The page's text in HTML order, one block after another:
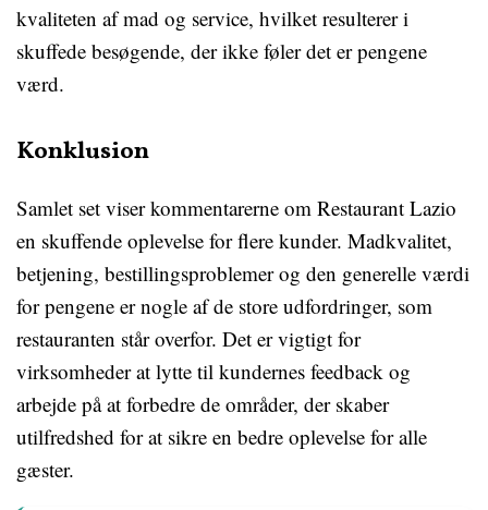
kvaliteten af mad og service, hvilket resulterer i
skuffede besøgende, der ikke føler det er pengene
værd.
Konklusion
Samlet set viser kommentarerne om Restaurant Lazio
en skuffende oplevelse for flere kunder. Madkvalitet,
betjening, bestillingsproblemer og den generelle værdi
for pengene er nogle af de store udfordringer, som
restauranten står overfor. Det er vigtigt for
virksomheder at lytte til kundernes feedback og
arbejde på at forbedre de områder, der skaber
utilfredshed for at sikre en bedre oplevelse for alle
gæster.